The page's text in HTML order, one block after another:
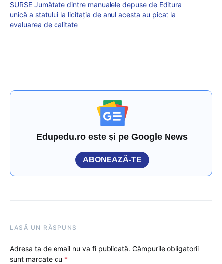
SURSE Jumătate dintre manualele depuse de Editura
unică a statului la licitația de anul acesta au picat la
evaluarea de calitate
Edupedu.ro este și pe Google News
ABONEAZĂ-TE
LASĂ UN RĂSPUNS
Adresa ta de email nu va fi publicată. Câmpurile obligatorii
sunt marcate cu *